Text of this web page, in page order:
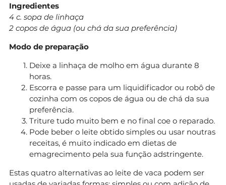
Ingredientes
4 c. sopa de linhaça
2 copos de água (ou chá da sua preferência)
Modo de preparação
Deixe a linhaça de molho em água durante 8
horas.
Escorra e passe para um liquidificador ou robô de
cozinha com os copos de água ou de chá da sua
preferência.
Triture tudo muito bem e no final coe o reparado.
Pode beber o leite obtido simples ou usar noutras
receitas, é muito indicado em dietas de
emagrecimento pela sua função adstringente.
Estas quatro alternativas ao leite de vaca podem ser